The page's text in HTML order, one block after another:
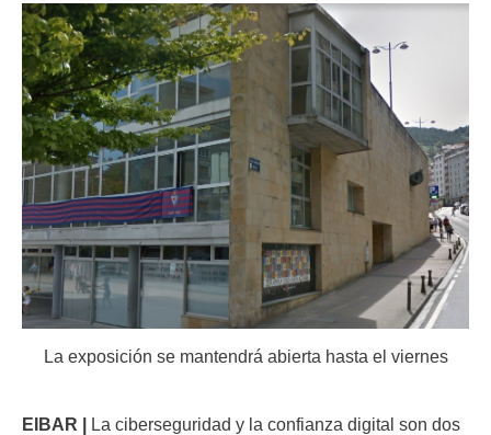
La exposición se mantendrá abierta hasta el viernes
EIBAR | La ciberseguridad y la confianza digital son dos